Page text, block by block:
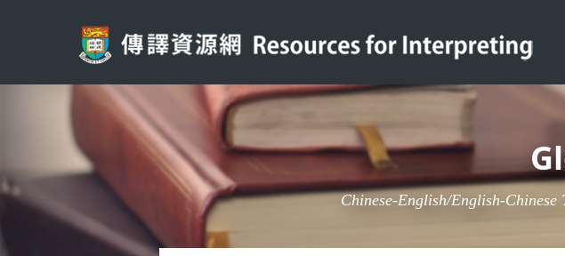
Chinese-English/English-